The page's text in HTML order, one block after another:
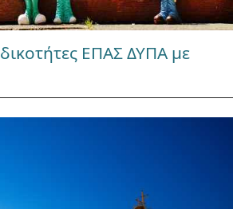
ΕΠΑΣ ΔΥΠΑ με